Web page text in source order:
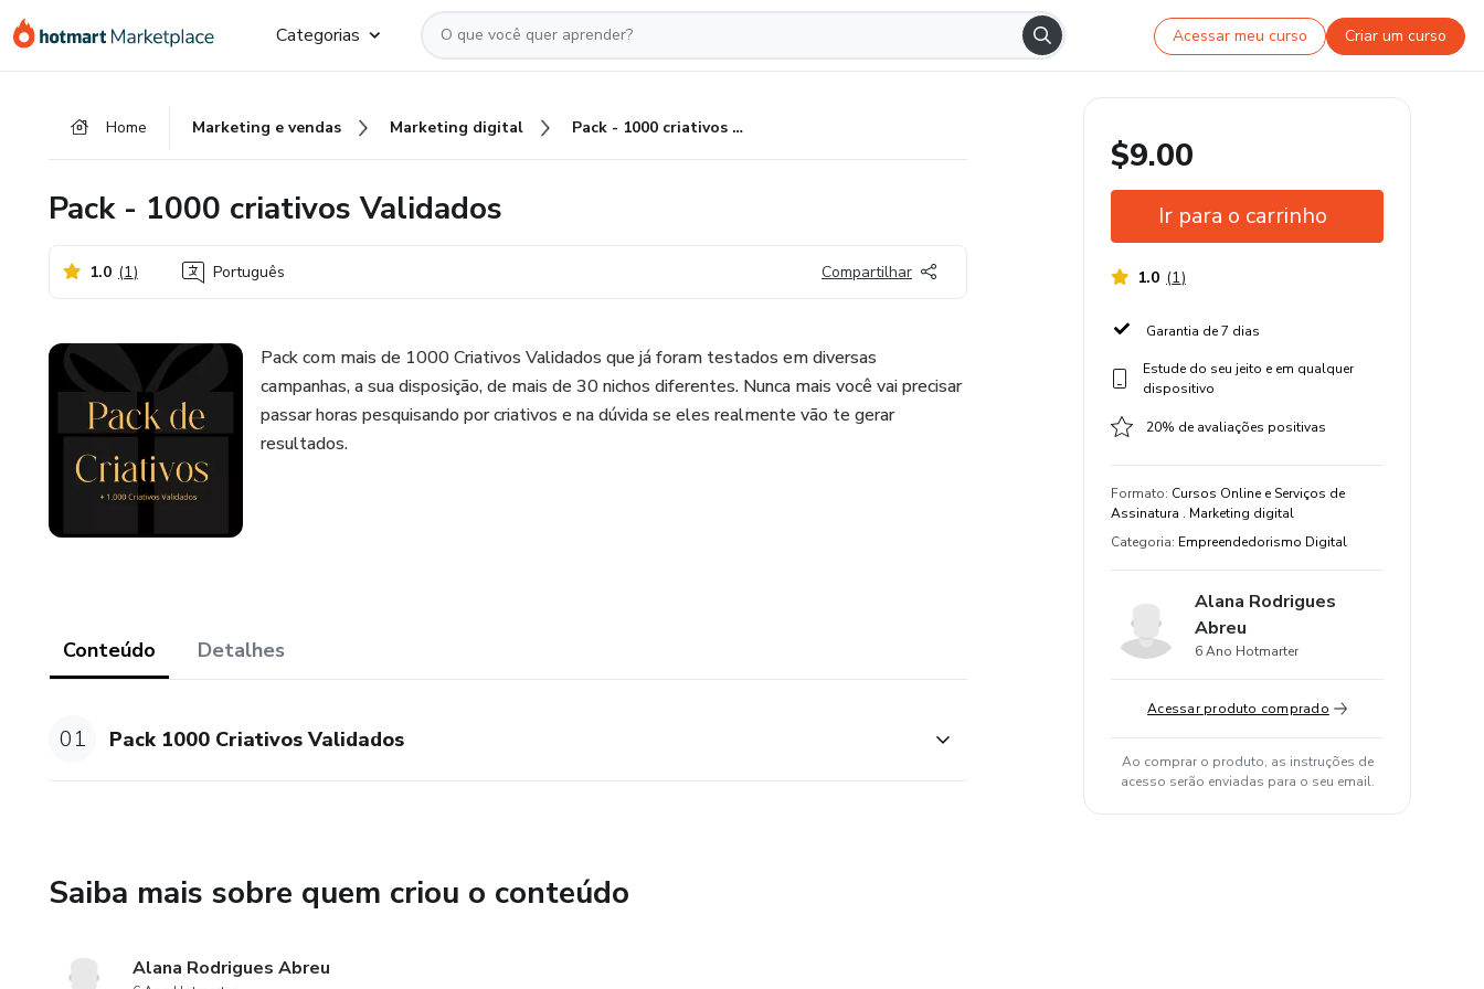
para
para
para
Categorias Acessar meu curso Criar um curso
Home Marketing e vendas Marketing digital Pack - 1000 criativos Validados
Pack - 1000 criativos Validados
1.0 (1) Português Compartilhar
Pack com mais de 1000 Criativos Validados que já foram testados em diversas
campanhas, a sua disposição, de mais de 30 nichos diferentes. Nunca mais você vai precisar
passar horas pesquisando por criativos e na dúvida se eles realmente vão te gerar
resultados.
Conteúdo Detalhes
01 Pack 1000 Criativos Validados
Saiba mais sobre quem criou o conteúdo
Alana Rodrigues Abreu
$9.00
Ir para o carrinho
1.0 (1)
Garantia de 7 dias
Estude do seu jeito e em qualquer
dispositivo
20% de avaliações positivas
Formato: Cursos Online e Serviços de
Assinatura . Marketing digital
Categoria: Empreendedorismo Digital
Alana Rodrigues
Abreu
6 Ano Hotmarter
Acessar produto comprado
Ao comprar o produto, as instruções de
acesso serão enviadas para o seu email.